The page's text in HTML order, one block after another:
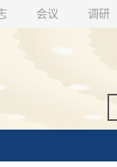
会议 调研